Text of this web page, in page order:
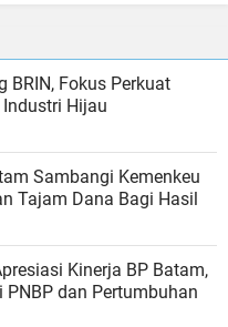
BRIN, Fokus Perkuat
Hijau
Sambangi Kemenkeu
Tajam Dana Bagi Hasil
Kinerja BP Batam,
dan Pertumbuhan